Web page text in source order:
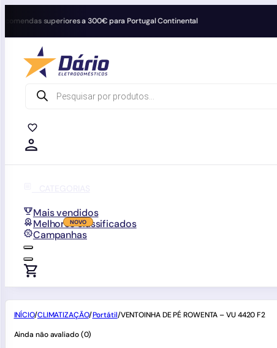
superiores a 300€ para Portugal Continental
Products
search
Mais vendidos
Melhores classificados
Campanhas
0
INÍCIO/CLIMATIZAÇÃO/Portátil/VENTOINHA DE PÉ ROWENTA – VU 4420 F2
Ainda não avaliado (0)